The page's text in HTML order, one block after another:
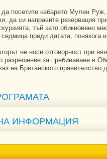
посетите кабарето Мулен Руж,
да си направите резервация
тъй като обикновено
преди датата, понякога
не носи отговорност при
разрешение за пребиваване в
на Британското правителство
ИНФОРМАЦИЯ